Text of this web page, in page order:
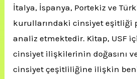
İtalya, İspanya, Portekiz ve
kurullarındaki cinsiyet eşitliği
analiz etmektedir. Kitap, USF
cinsiyet ilişkilerinin doğasını
cinsiyet çeşitliliğine ilişkin